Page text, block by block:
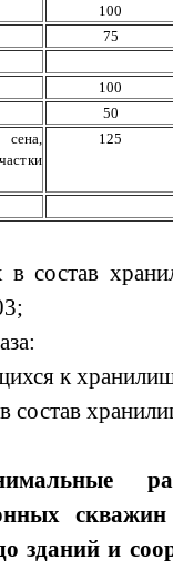
100
75
100
50
125
в состав
к
состав
зданий и